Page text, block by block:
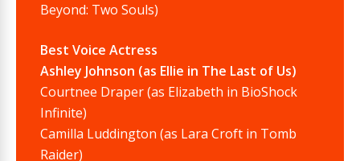
Beyond: Two Souls)
Best Voice Actress
Ashley Johnson (as Ellie in The Last of Us)
Courtnee Draper (as Elizabeth in BioShock
Infinite)
Camilla Luddington (as Lara Croft in Tomb
Raider)